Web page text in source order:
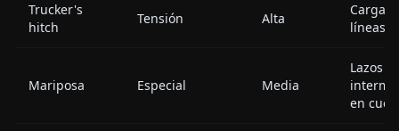
Trucker's
hitch
Tensión Alta
Cargas,
líneas
Mariposa Especial Media
Lazos
en